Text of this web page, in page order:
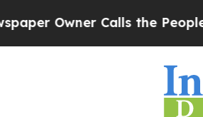
Calls the People Abruptly